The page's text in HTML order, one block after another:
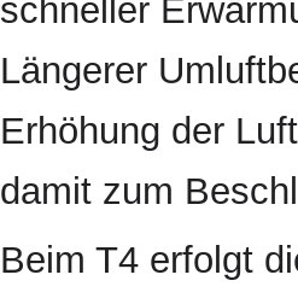
schneller
Längerer
Erhöhung der
damit zum
Beim T4 erfolgt